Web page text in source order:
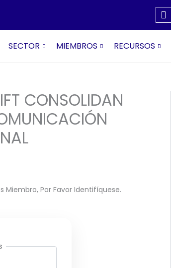
SECTOR MIEMBROS RECURSOS
CONSOLIDAN
Miembro, Por Favor Identifíquese.